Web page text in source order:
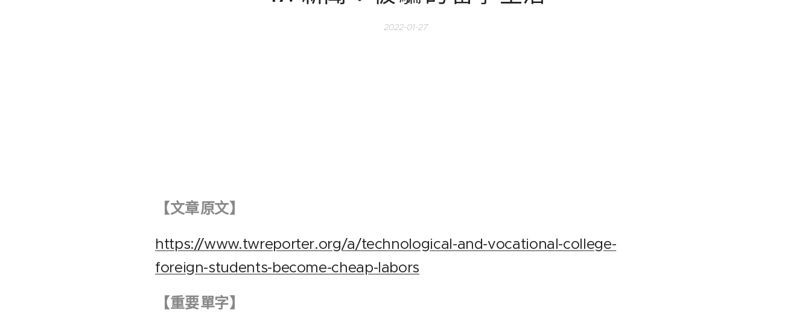
2022-01-27
【文章原文】
https://www.twreporter.org/a/technological-and-vocational-college-
foreign-students-become-cheap-labors
【重要單字】